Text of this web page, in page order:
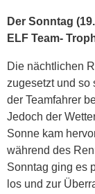
Der Sonntag
ELF Team-
Die nächtlichen
zugesetzt und
der Teamfahrer
Jedoch der
Sonne kam
während des
Sonntag ging es
los und zur